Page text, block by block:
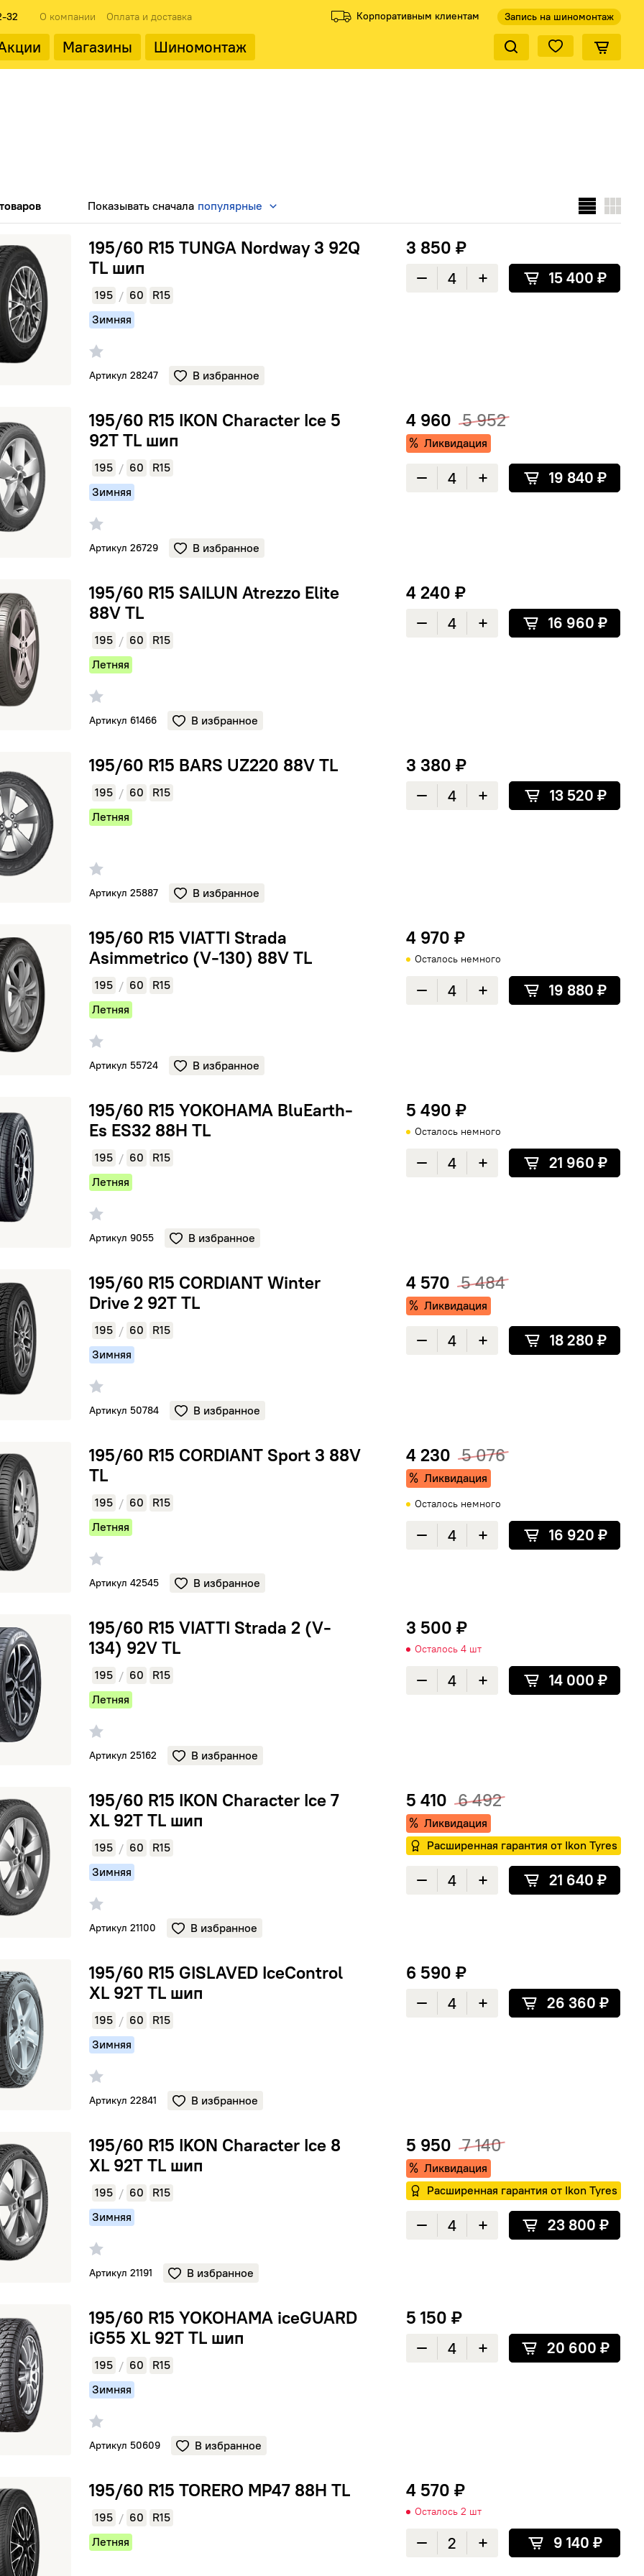
32 О компании Оплата и доставка Корпоративным клиентам Запись на шиномонтаж
Landrock КиК
Магазины Шиномонтаж
Закрыть
Показывать сначала популярные
Nordway 3 92Q TL шип
195/60 R15 TUNGA Nordway 3 92Q
TL шип
195 / 60
R15
Зимняя
Артикул 28247 В избранное
3 850 ₽
Уменьшить количествоУвеличить количество
15 400 ₽
Character Ice 5 92T TL шип
195/60 R15 IKON Character Ice 5
92T TL шип
195 / 60
R15
Зимняя
Артикул 26729 В избранное
4 960 5 952
Ликвидация
Уменьшить количествоУвеличить количество
19 840 ₽
Atrezzo Elite 88V TL
195/60 R15 SAILUN Atrezzo Elite
88V TL
195 / 60
R15
Летняя
Артикул 61466 В избранное
4 240 ₽
Уменьшить количествоУвеличить количество
16 960 ₽
UZ220 88V TL195/60 R15 BARS UZ220 88V TL
195 / 60
R15
Летняя
Артикул 25887 В избранное
3 380 ₽
Уменьшить количествоУвеличить количество
13 520 ₽
Strada Asimmetrico (V-130) 88V TL
195/60 R15 VIATTI Strada
Asimmetrico (V-130) 88V TL
195 / 60
R15
Летняя
Артикул 55724 В избранное
4 970 ₽
Осталось немного
Уменьшить количествоУвеличить количество
19 880 ₽
BluEarth-Es ES32 88H TL
195/60 R15 YOKOHAMA BluEarth-
Es ES32 88H TL
195 / 60
R15
Летняя
Артикул 9055 В избранное
5 490 ₽
Осталось немного
Уменьшить количествоУвеличить количество
21 960 ₽
Winter Drive 2 92T TL
195/60 R15 CORDIANT Winter
Drive 2 92T TL
195 / 60
R15
Зимняя
Артикул 50784 В избранное
4 570 5 484
Ликвидация
Уменьшить количествоУвеличить количество
18 280 ₽
Sport 3 88V TL
195/60 R15 CORDIANT Sport 3 88V
TL
195 / 60
R15
Летняя
Артикул 42545 В избранное
4 230 5 076
Ликвидация
Осталось немного
Уменьшить количествоУвеличить количество
16 920 ₽
Strada 2 (V-134) 92V TL
195/60 R15 VIATTI Strada 2 (V-
134) 92V TL
195 / 60
R15
Летняя
Артикул 25162 В избранное
3 500 ₽
Осталось 4 шт
Уменьшить количествоУвеличить количество
14 000 ₽
Character Ice 7 XL 92T TL шип
195/60 R15 IKON Character Ice 7
XL 92T TL шип
195 / 60
R15
Зимняя
Артикул 21100 В избранное
5 410 6 492
Ликвидация
Расширенная гарантия от Ikon Tyres
Расширенная гарантия от Ikon Tyres
Уменьшить количествоУвеличить количество
21 640 ₽
IceControl XL 92T TL шип
195/60 R15 GISLAVED IceControl
XL 92T TL шип
195 / 60
R15
Зимняя
Артикул 22841 В избранное
6 590 ₽
Уменьшить количествоУвеличить количество
26 360 ₽
Character Ice 8 XL 92T TL шип
195/60 R15 IKON Character Ice 8
XL 92T TL шип
195 / 60
R15
Зимняя
Артикул 21191 В избранное
5 950 7 140
Ликвидация
Расширенная гарантия от Ikon Tyres
Расширенная гарантия от Ikon Tyres
Уменьшить количествоУвеличить количество
23 800 ₽
iceGUARD iG55 XL 92T TL шип
195/60 R15 YOKOHAMA iceGUARD
iG55 XL 92T TL шип
195 / 60
R15
Зимняя
Артикул 50609 В избранное
5 150 ₽
Уменьшить количествоУвеличить количество
20 600 ₽
MP47 88H TL195/60 R15 TORERO MP47 88H TL
195 / 60
R15
Летняя
4 570 ₽
Осталось 2 шт
Уменьшить количествоУвеличить количество9 140 ₽